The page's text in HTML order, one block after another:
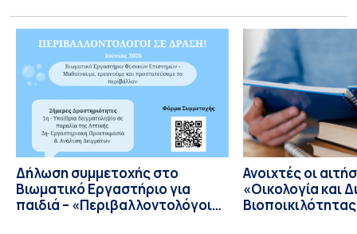
Επιστήμης & Τεχνολογίας Εθνικού και Καποδιστριακού
Πανεπιστημίου Αθηνών καινοτομεί και εγκαινιάζει μία νέα
εποχή στην συνεργασία με την Ελληνική βιομηχανία
Διαστημικής με την προσφορά […]
Δήλωση συμμετοχής στο
Bιωματικό Eργαστήριο για
παιδιά – «Περιβαλλοντολόγοι
Ανοιχτές οι
«Οικολογία και